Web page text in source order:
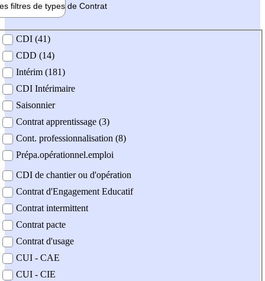
filtres de types de Contrat
contrat
CDI (41)
CDD (14)
Intérim (181)
CDI Intérimaire
Saisonnier
Contrat apprentissage (3)
Cont. professionnalisation (8)
Prépa.opérationnel.emploi
CDI de chantier ou d'opération
Contrat d'Engagement Educatif
Contrat intermittent
Contrat pacte
Contrat d'usage
CUI - CAE
CUI - CIE